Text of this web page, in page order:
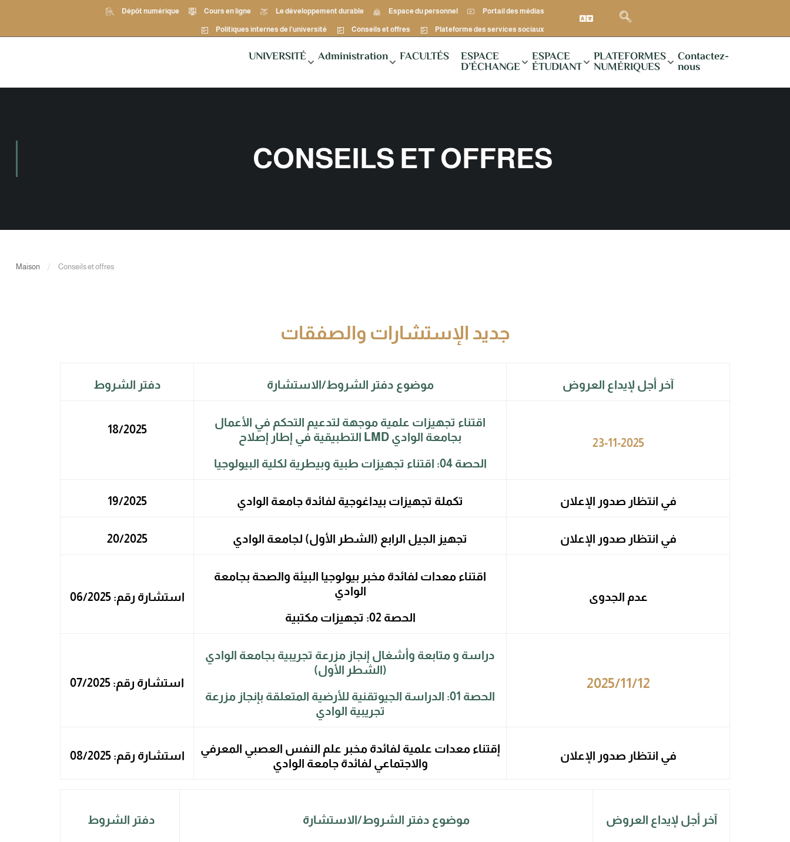
Dépôt numérique Cours en ligne Le développement durable Espace du personnel Portail des médias
Politiques internes de l'université Conseils et offres Plateforme des services sociaux
UNIVERSITÉ Administration FACULTÉS ESPACE
D’ÉCHANGE
ESPACE
ÉTUDIANT
PLATEFORMES
NUMÉRIQUES
Contactez-
nous
CONSEILS ET OFFRES
Maison Conseils et offres
جديد الإستشارات والصفقات
دفتر الشروط موضوع دفتر الشروط/الاستشارة آخر أجل لإيداع العروض
18/2025
اقتناء تجهيزات علمية موجهة لتدعيم التحكم في الأعمال
التطبيقية في إطار إصلاح
LMD بجامعة الوادي
الحصة 04: اقتناء تجهيزات طبية وبيطرية لكلية البيولوجيا
23-11-2025
19/2025 تكملة تجهيزات بيداغوجية لفائدة جامعة الوادي في انتظار صدور الإعلان
20/2025 تجهيز الجيل الرابع (الشطر الأول) لجامعة الوادي في انتظار صدور الإعلان
استشارة رقم: 06/2025
اقتناء معدات لفائدة مخبر بيولوجيا البيئة والصحة بجامعة
الوادي
الحصة 02: تجهيزات مكتبية
عدم الجدوى
استشارة رقم: 07/2025
دراسة و متابعة وأشغال إنجاز مزرعة تجريبية بجامعة الوادي
(الشطر الأول)
الحصة 01: الدراسة الجيوتقنية للأرضية المتعلقة بإنجاز مزرعة
تجريبية الوادي
2025/11/12
استشارة رقم: 08/2025
إقتناء معدات علمية لفائدة مخبر علم النفس العصبي المعرفي
والاجتماعي لفائدة جامعة الوادي
في انتظار صدور الإعلان
دفتر الشروط موضوع دفتر الشروط/الاستشارة آخر أجل لإيداع العروض